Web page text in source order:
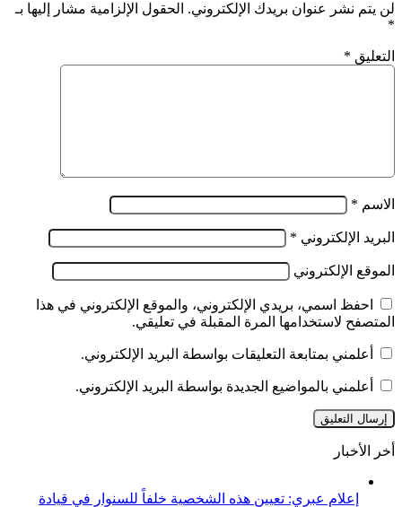
لن يتم نشر عنوان بريدك الإلكتروني. الحقول الإلزامية مشار إليها بـ
*
التعليق *
الاسم *
البريد الإلكتروني *
الموقع الإلكتروني
احفظ اسمي، بريدي الإلكتروني، والموقع الإلكتروني في هذا
المتصفح لاستخدامها المرة المقبلة في تعليقي.
أعلمني بمتابعة التعليقات بواسطة البريد الإلكتروني.
أعلمني بالمواضيع الجديدة بواسطة البريد الإلكتروني.
أخر الأخبار
إعلام عبري: تعيين هذه الشخصية خلفاً للسنوار في قيادة